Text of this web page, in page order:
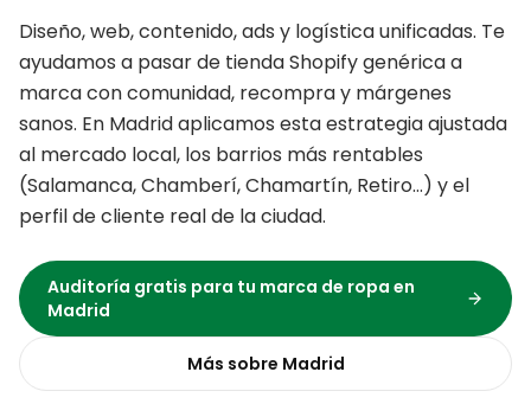
Diseño, web, contenido, ads y logística unificadas. Te
ayudamos a pasar de tienda Shopify genérica a
marca con comunidad, recompra y márgenes
sanos. En Madridaplicamos esta estrategia ajustada
al mercado local, los barrios más rentables
(Salamanca, Chamberí, Chamartín, Retiro…) y el
perfil de cliente real de la ciudad.
Auditoría gratis para tu marca de ropa en
Madrid
Más sobre Madrid